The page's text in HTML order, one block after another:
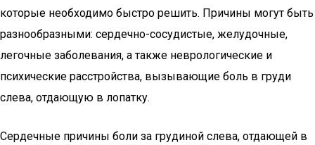
которые необходимо быстро решить. Причины могут быть
разнообразными: сердечно-сосудистые, желудочные,
легочные заболевания, а также неврологические и
психические расстройства, вызывающие боль в груди
слева, отдающую в лопатку.
Сердечные причины боли за грудиной слева, отдающей в